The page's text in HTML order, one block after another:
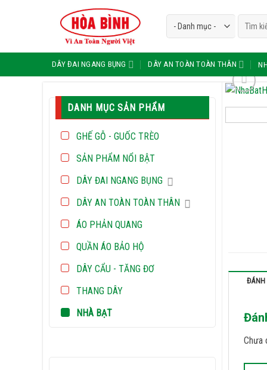
kiếm:
DÂY ĐAI NGANG BỤNG DÂY AN TOÀN TOÀN THÂN
DANH MỤC SẢN PHẨM
GHẾ GỖ - GUỐC TRÈO
SẢN PHẨM NỔI BẬT
DÂY ĐAI NGANG BỤNG
DÂY AN TOÀN TOÀN THÂN
ÁO PHẢN QUANG
QUẦN ÁO BẢO HỘ
DÂY CẨU - TĂNG ĐƠ
THANG DÂY
NHÀ BẠT
ĐÁNH
Chưa